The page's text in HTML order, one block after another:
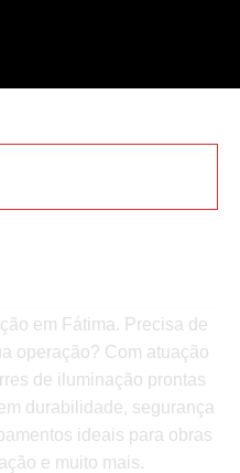
em Fátima. Precisa de
operação? Com atuação
de iluminação prontas
durabilidade, segurança
ideais para obras
e muito mais.